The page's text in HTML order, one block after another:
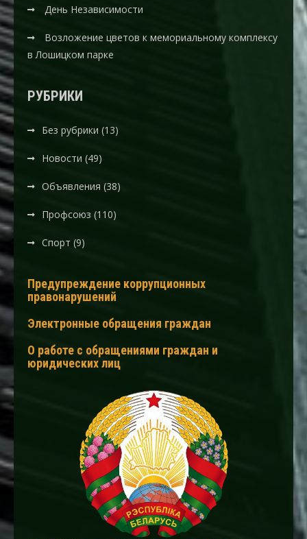
День Независимости
Возложение цветов к мемориальному комплексу
в Лошицком парке
РУБРИКИ
Без рубрики (13)
Новости (49)
Объявления (38)
Профсоюз (110)
Спорт (9)
Предупреждение коррупционных
правонарушений
Электронные обращения граждан
О работе с обращениями граждан и
юридических лиц